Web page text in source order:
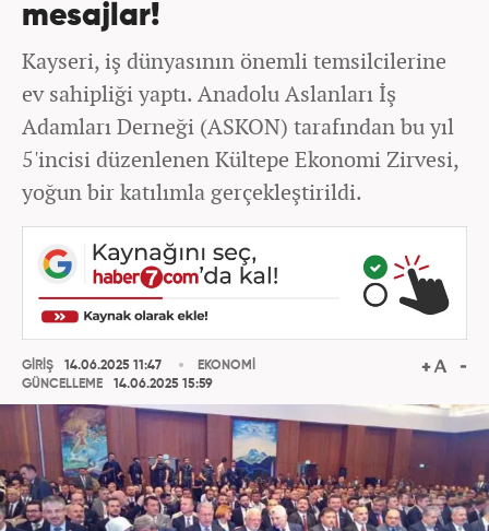
mesajlar!
Kayseri, iş dünyasının önemli temsilcilerine
ev sahipliği yaptı. Anadolu Aslanları İş
Adamları Derneği (ASKON) tarafından bu yıl
5'incisi düzenlenen Kültepe Ekonomi Zirvesi,
yoğun bir katılımla gerçekleştirildi.
GİRİŞ
14.06.2025 11:47
GÜNCELLEME
14.06.2025 15:59
EKONOMİ